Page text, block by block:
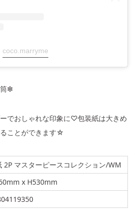
coco.marryme
❇︎
でおしゃれな印象に♡包装紙は大きめ
ことができます☆
2P マスターピースコレクション/WM
x H530mm